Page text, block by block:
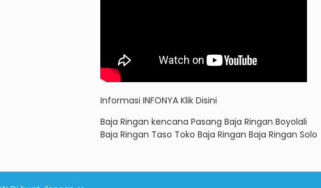
Informasi INFONYA Klik Disini
Baja Ringan kencana Pasang Baja Ringan Boyolali
Baja Ringan Taso Toko Baja Ringan Baja Ringan Solo